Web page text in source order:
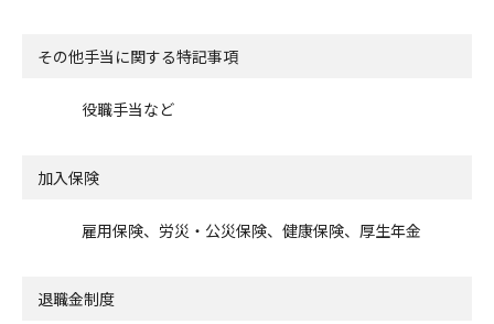
その他手当に関する特記事項
役職手当など
加入保険
雇用保険、労災・公災保険、健康保険、厚生年金
退職金制度